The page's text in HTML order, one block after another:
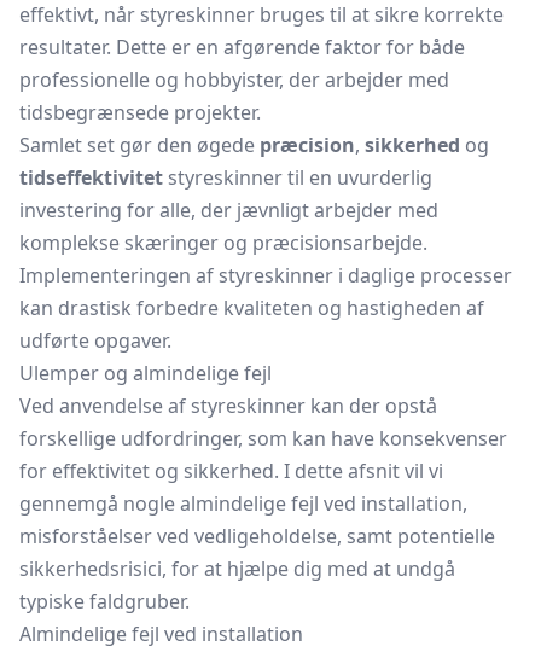
effektivt, når styreskinner bruges til at sikre korrekte
resultater. Dette er en afgørende faktor for både
professionelle og hobbyister, der arbejder med
tidsbegrænsede projekter.
Samlet set gør den øgede præcision, sikkerhed og
tidseffektivitet styreskinner til en uvurderlig
investering for alle, der jævnligt arbejder med
komplekse skæringer og præcisionsarbejde.
Implementeringen af styreskinner i daglige processer
kan drastisk forbedre kvaliteten og hastigheden af
udførte opgaver.
Ulemper og almindelige fejl
Ved anvendelse af styreskinner kan der opstå
forskellige udfordringer, som kan have konsekvenser
for effektivitet og sikkerhed. I dette afsnit vil vi
gennemgå nogle almindelige fejl ved installation,
misforståelser ved vedligeholdelse, samt potentielle
sikkerhedsrisici, for at hjælpe dig med at undgå
typiske faldgruber.
Almindelige fejl ved installation